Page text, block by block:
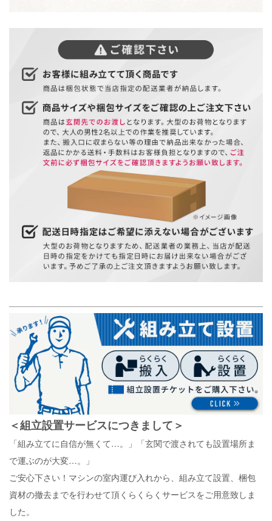
＜組立設置サービスにつきまして＞
「組み立てに自信が無くて…。」「玄関で渡されても設置場所ま
で運ぶのが大変…。」
ご安心下さい！マシンの室内運び入れから、組み立て設置、梱包
資材の撤去までを行わせて頂くらくらくサービスをご用意致しま
した。